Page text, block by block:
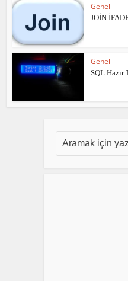
Genel
JOİN
Genel
SQL Hazır